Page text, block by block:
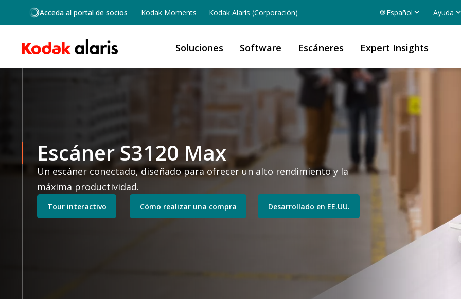
Skip to main content
Acceda al portal de socios Kodak Moments Kodak Alaris (Corporación) Español Ayuda
Soluciones Software Escáneres Expert Insights
Escáner S3120 Max
Un escáner conectado, diseñado para ofrecer un alto rendimiento y la
máxima productividad.​
Tour interactivo Cómo realizar una compra Desarrollado en EE.UU.